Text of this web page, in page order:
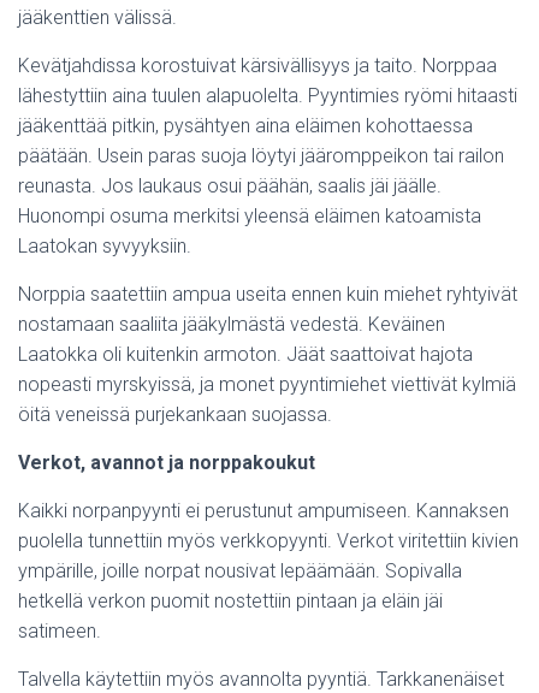
jääkenttien välissä.
Kevätjahdissa korostuivat kärsivällisyys ja taito. Norppaa
lähestyttiin aina tuulen alapuolelta. Pyyntimies ryömi hitaasti
jääkenttää pitkin, pysähtyen aina eläimen kohottaessa
päätään. Usein paras suoja löytyi jääromppeikon tai railon
reunasta. Jos laukaus osui päähän, saalis jäi jäälle.
Huonompi osuma merkitsi yleensä eläimen katoamista
Laatokan syvyyksiin.
Norppia saatettiin ampua useita ennen kuin miehet ryhtyivät
nostamaan saaliita jääkylmästä vedestä. Keväinen
Laatokka oli kuitenkin armoton. Jäät saattoivat hajota
nopeasti myrskyissä, ja monet pyyntimiehet viettivät kylmiä
öitä veneissä purjekankaan suojassa.
Verkot, avannot ja norppakoukut
Kaikki norpanpyynti ei perustunut ampumiseen. Kannaksen
puolella tunnettiin myös verkkopyynti. Verkot viritettiin kivien
ympärille, joille norpat nousivat lepäämään. Sopivalla
hetkellä verkon puomit nostettiin pintaan ja eläin jäi
satimeen.
Talvella käytettiin myös avannolta pyyntiä. Tarkkanenäiset